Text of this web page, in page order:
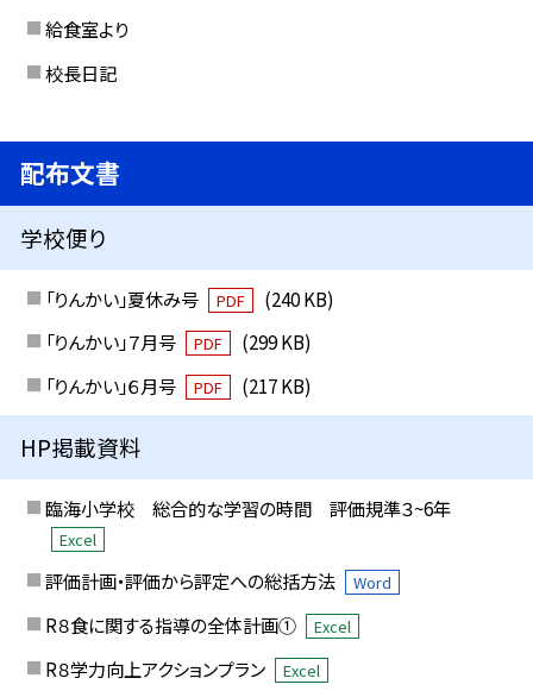
給食室より
校長日記
配布文書
学校便り
「りんかい」夏休み号 PDF
(240 KB)
「りんかい」７月号
PDF
(299 KB)
「りんかい」６月号
PDF (217 KB)
HP掲載資料
臨海小学校 総合的な学習の時間 評価規準３~6年
Excel
評価計画・評価から評定への総括方法 Word
R８食に関する指導の全体計画① Excel
R８学力向上アクションプラン Excel